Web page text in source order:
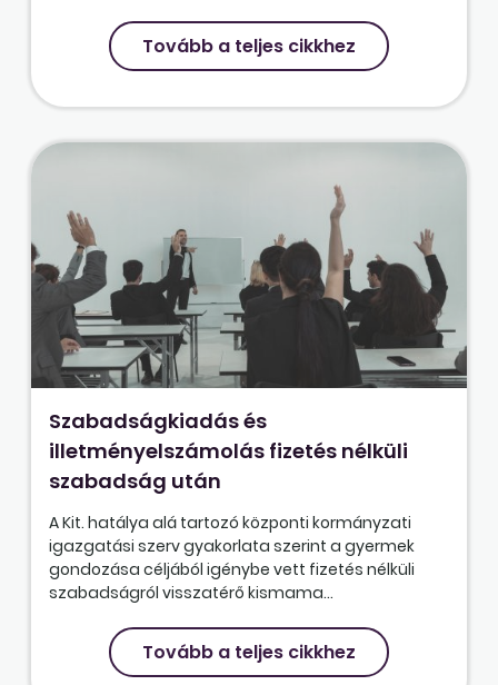
Tovább a teljes cikkhez
Szabadságkiadás és
illetményelszámolás fizetés nélküli
szabadság után
A Kit. hatálya alá tartozó központi kormányzati
igazgatási szerv gyakorlata szerint a gyermek
gondozása céljából igénybe vett fizetés nélküli
szabadságról visszatérő kismama...
Tovább a teljes cikkhez